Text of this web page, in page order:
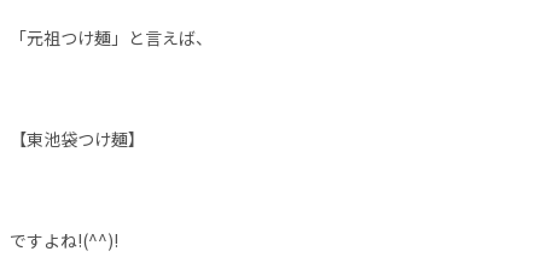
「元祖つけ麺」と言えば、
【東池袋つけ麺】
ですよね!(^^)!